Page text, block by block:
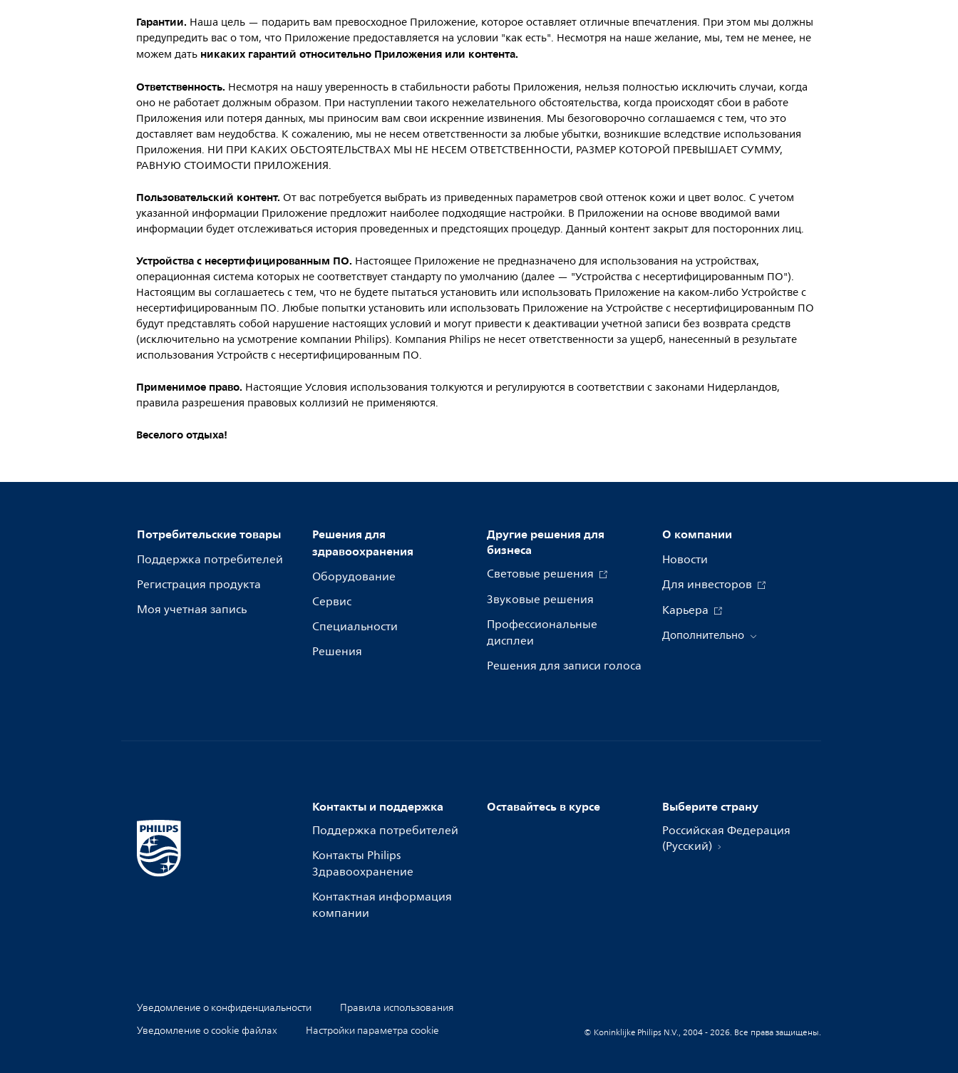
Гарантии. Наша цель — подарить вам превосходное Приложение, которое оставляет отличные впечатления. При этом мы должны
предупредить вас о том, что Приложение предоставляется на условии "как есть". Несмотря на наше желание, мы, тем не менее, не
можем дать никакихгарантий относительноПриложенияили контента.
Ответственность. Несмотря на нашу уверенность в стабильности работы Приложения, нельзя полностью исключить случаи, когда
оно не работает должным образом. При наступлении такого нежелательного обстоятельства, когда происходят сбои в работе
Приложения или потеря данных, мы приносим вам свои искренние извинения. Мы безоговорочно соглашаемся с тем, что это
доставляет вам неудобства. К сожалению, мы не несем ответственности за любые убытки, возникшие вследствие использования
Приложения. НИ ПРИ КАКИХ ОБСТОЯТЕЛЬСТВАХ МЫ НЕ НЕСЕМ ОТВЕТСТВЕННОСТИ, РАЗМЕР КОТОРОЙ ПРЕВЫШАЕТ СУММУ,
РАВНУЮ СТОИМОСТИ ПРИЛОЖЕНИЯ.
Пользовательский контент. От вас потребуется выбрать из приведенных параметров свой оттенок кожи и цвет волос. С учетом
указанной информации Приложение предложит наиболее подходящие настройки. В Приложении на основе вводимой вами
информации будет отслеживаться история проведенных и предстоящих процедур. Данный контент закрыт для посторонних лиц.
Устройства с несертифицированным ПО. Настоящее Приложение не предназначено для использования на устройствах,
операционная система которых не соответствует стандарту по умолчанию (далее — "Устройства с несертифицированным ПО").
Настоящим вы соглашаетесь с тем, что не будете пытаться установить или использовать Приложение на каком-либо Устройстве с
несертифицированным ПО. Любые попытки установить или использовать Приложение на Устройстве с несертифицированным ПО
будут представлять собой нарушение настоящих условий и могут привести к деактивации учетной записи без возврата средств
(исключительно на усмотрение компании Philips). Компания Philips не несет ответственности за ущерб, нанесенный в результате
использования Устройств с несертифицированным ПО.
Применимоеправо. Настоящие Условия использования толкуются и регулируются в соответствии с законами Нидерландов,
правила разрешения правовых коллизий не применяются.
Веселогоотдыха!
Потребительские товары
Поддержка потребителей
Регистрация продукта
Моя учетная запись
Решения для
здравоохранения
Оборудование
Сервис
Специальности
Решения
Другие решения для
бизнеса
Световые решения
Звуковые решения
Профессиональные
дисплеи
Решения для записи голоса
О компании
Новости
Для инвесторов
Карьера
Дополнительно
Контакты и поддержка
Поддержка потребителей
Контакты Philips
Здравоохранение
Контактная информация
компании
Оставайтесь в курсе Выберите страну
Российская Федерация
(Русский)
Уведомление о конфиденциальности
Правила использования
Уведомление о cookie файлах
Настройки параметра cookie © Koninklijke Philips N.V., 2004 - 2026. Все права защищены.